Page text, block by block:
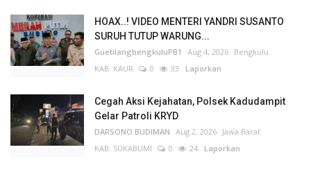
HOAX..! VIDEO MENTERI YANDRI SUSANTO
SURUH TUTUP WARUNG...
GuetilangbengkuluPB1 Aug 4, 2026 Bengkulu
KAB. KAUR
0 33 Laporkan
Cegah Aksi Kejahatan, Polsek Kadudampit
Gelar Patroli KRYD
DARSONO BUDIMAN Aug 2, 2026 Jawa Barat
KAB. SUKABUMI
0 24 Laporkan